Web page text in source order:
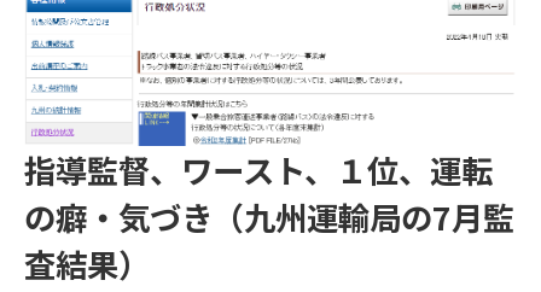
指導監督、ワースト、１位、運転
の癖・気づき（九州運輸局の7月監
査結果）